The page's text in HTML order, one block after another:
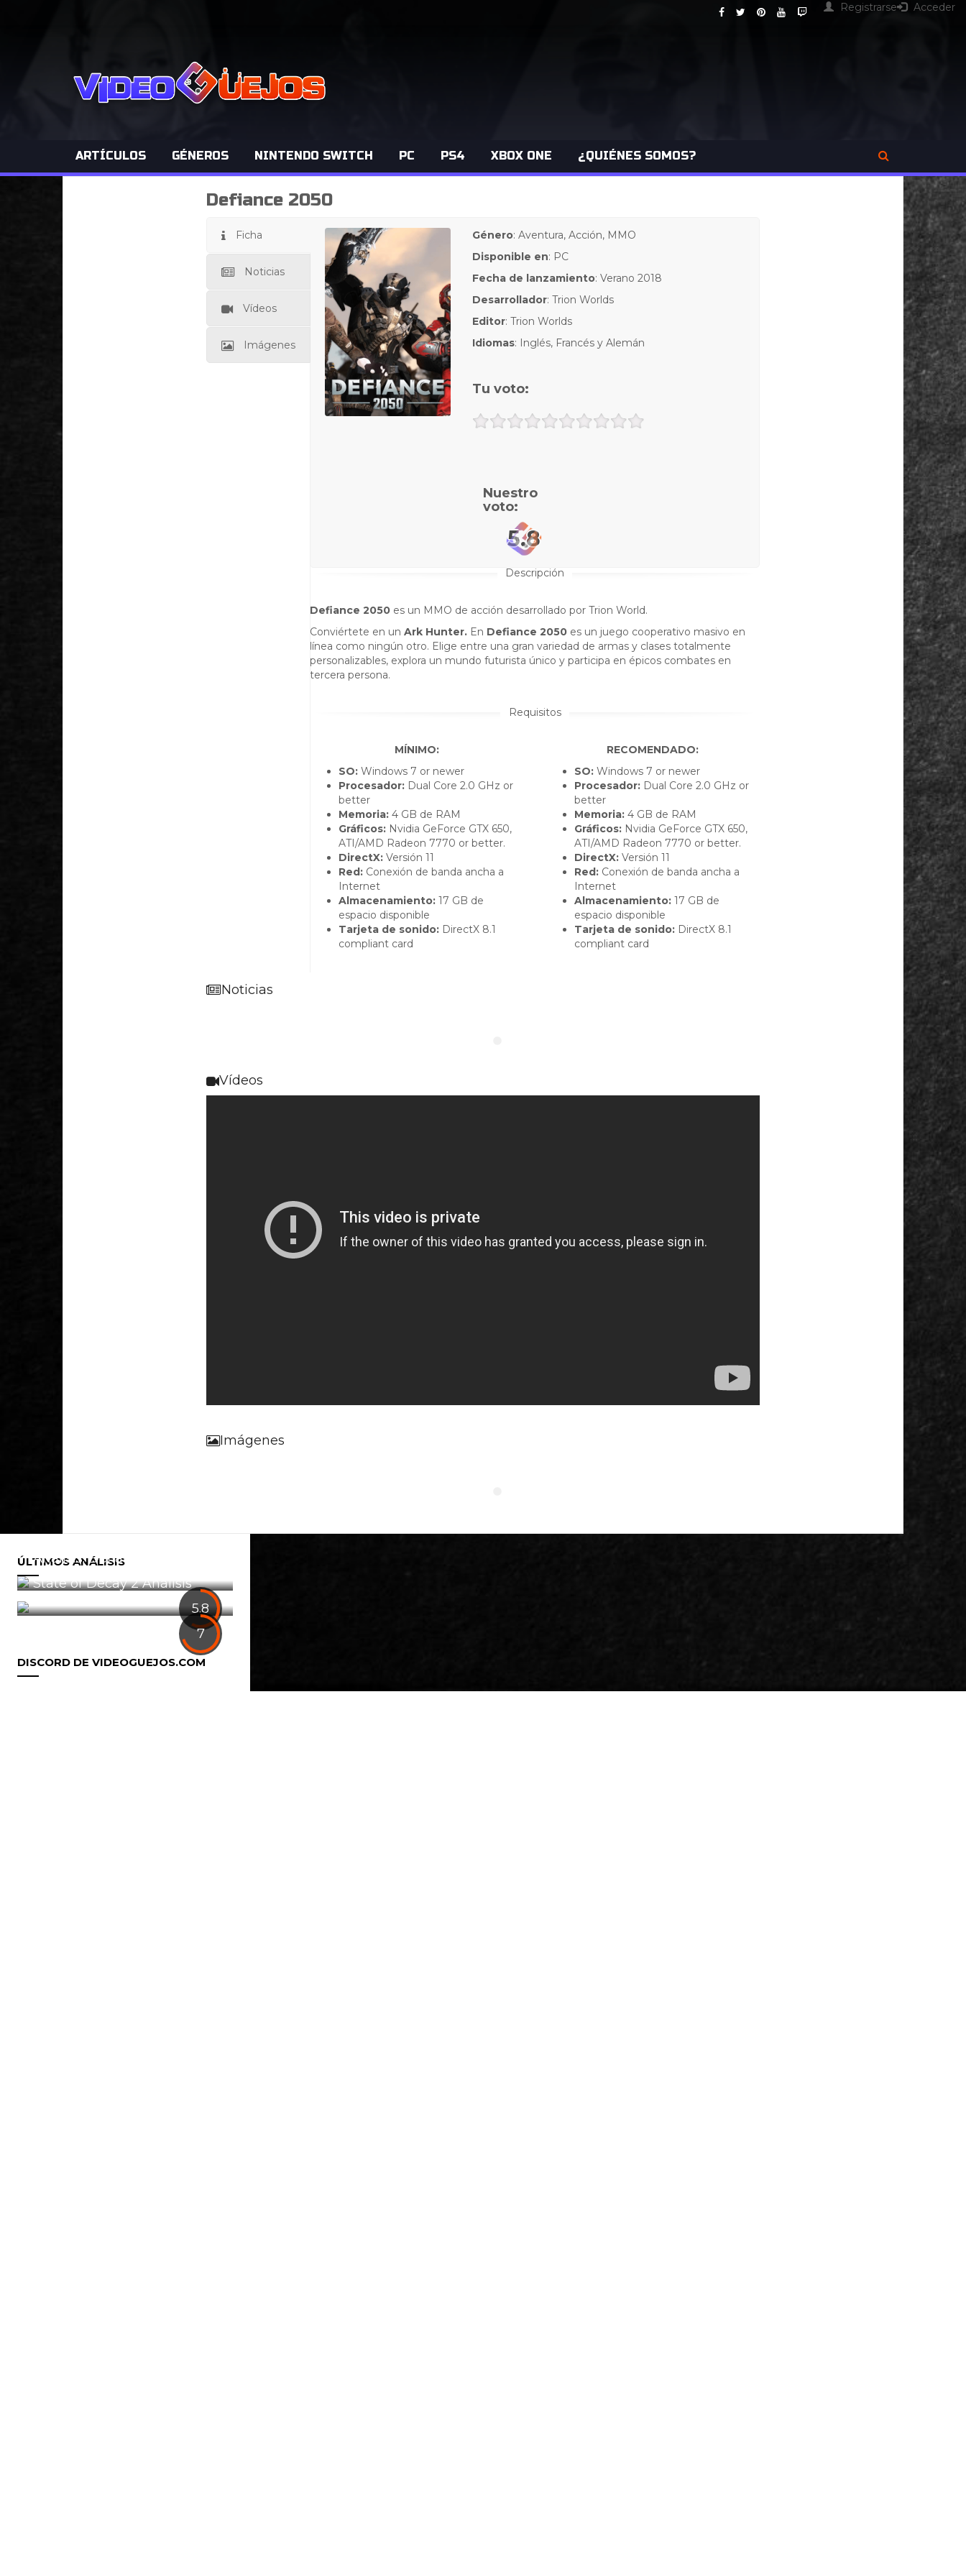
Registrarse Acceder
ARTÍCULOS GÉNEROS NINTENDO SWITCH PC PS4 XBOX ONE ¿QUIÉNES SOMOS?
Defiance 2050
Ficha
Noticias
Vídeos
Imágenes
Género: Aventura, Acción, MMO
Disponible en: PC
Fecha de lanzamiento: Verano 2018
Desarrollador: Trion Worlds
Editor: Trion Worlds
Idiomas: Inglés, Francés y Alemán
Tu voto:
Nuestro
voto:
5.8
Descripción
Defiance 2050 es un MMO de acción desarrollado por Trion World.
Conviértete en un Ark Hunter. En Defiance 2050 es un juego cooperativo masivo en
línea como ningún otro. Elige entre una gran variedad de armas y clases totalmente
personalizables, explora un mundo futurista único y participa en épicos combates en
tercera persona.
Requisitos
MÍNIMO:
SO: Windows 7 or newer
Procesador: Dual Core 2.0 GHz or
better
Memoria: 4 GB de RAM
Gráficos: Nvidia GeForce GTX 650,
ATI/AMD Radeon 7770 or better.
DirectX: Versión 11
Red: Conexión de banda ancha a
Internet
Almacenamiento: 17 GB de
espacio disponible
Tarjeta de sonido: DirectX 8.1
compliant card
RECOMENDADO:
SO: Windows 7 or newer
Procesador: Dual Core 2.0 GHz or
better
Memoria: 4 GB de RAM
Gráficos: Nvidia GeForce GTX 650,
ATI/AMD Radeon 7770 or better.
DirectX: Versión 11
Red: Conexión de banda ancha a
Internet
Almacenamiento: 17 GB de
espacio disponible
Tarjeta de sonido: DirectX 8.1
compliant card
Noticias
Vídeos
Imágenes
ÚLTIMOS ANÁLISIS
5.8
Análisis: Defiance 2050
7
State of Decay 2 Análisis
1
DISCORD DE VIDEOGUEJOS.COM